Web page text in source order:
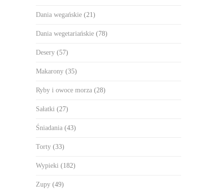
Dania wegańskie (21)
Dania wegetariańskie (78)
Desery (57)
Makarony (35)
Ryby i owoce morza (28)
Sałatki (27)
Śniadania (43)
Torty (33)
Wypieki (182)
Zupy (49)